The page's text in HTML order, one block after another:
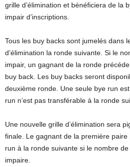
grille d’élimination et bénéficiera de la
impair d’inscriptions.
Tous les buy backs sont jumelés dans
d’élimination la ronde suivante. Si le
impair, un gagnant de la ronde
buy back. Les buy backs seront
deuxième ronde. Une seule bye run
run n’est pas transférable à la ronde
Une nouvelle grille d’élimination sera
finale. Le gagnant de la première
run à la ronde suivante si le nombre
impaire.